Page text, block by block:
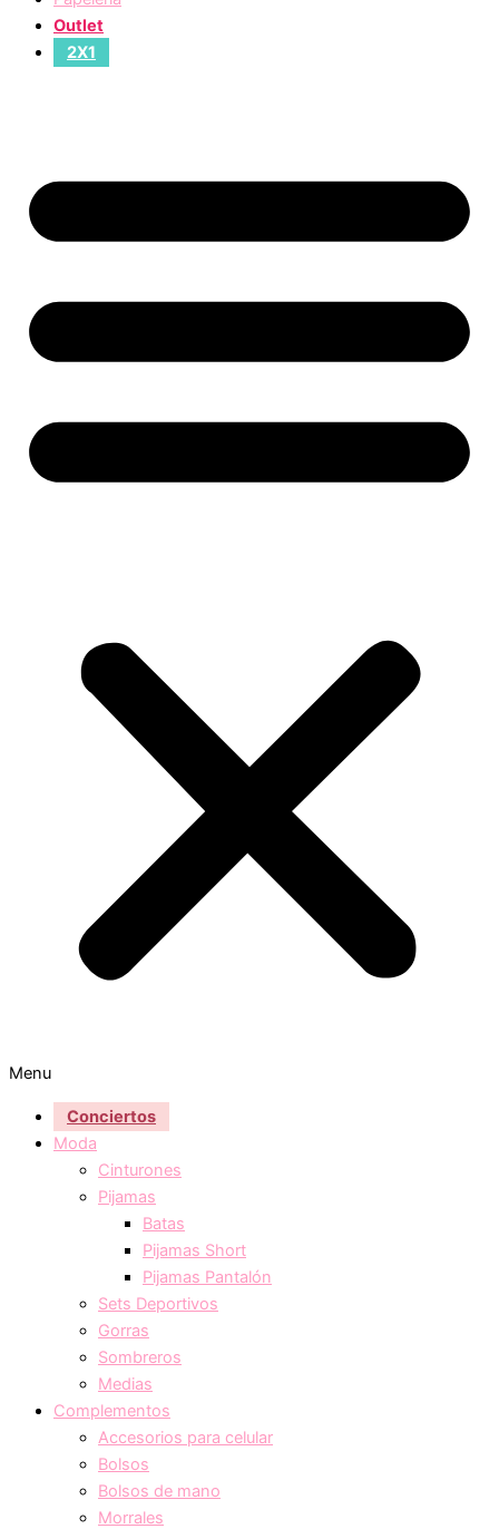
Outlet
2X1
Menu
Conciertos
Moda
Cinturones
Pijamas
Batas
Pijamas Short
Pijamas Pantalón
Sets Deportivos
Gorras
Sombreros
Medias
Complementos
Accesorios para celular
Bolsos
Bolsos de mano
Morrales